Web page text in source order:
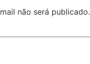
não será publicado.